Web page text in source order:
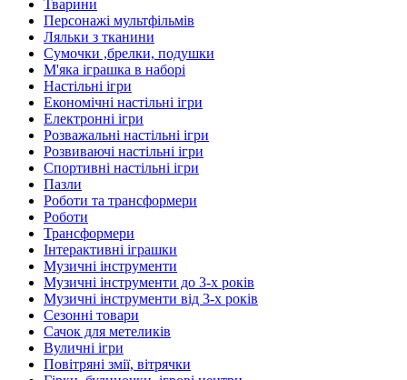
Тварини
Персонажі мультфільмів
Ляльки з тканини
Сумочки ,брелки, подушки
М'яка іграшка в наборі
Настільні ігри
Економічні настільні ігри
Електронні ігри
Розважальні настільні ігри
Розвиваючі настільні ігри
Спортивні настільні ігри
Пазли
Роботи та трансформери
Роботи
Трансформери
Інтерактивні іграшки
Музичні інструменти
Музичні інструменти до 3-х років
Музичні інструменти від 3-х років
Сезонні товари
Сачок для метеликів
Вуличні ігри
Повітряні змії, вітрячки